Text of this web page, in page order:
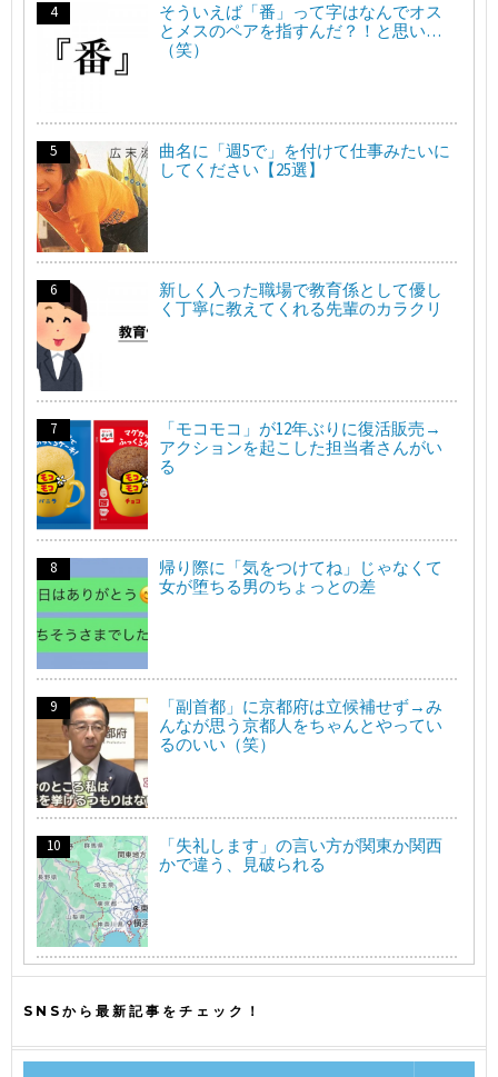
そういえば「番」って字はなんでオス
とメスのペアを指すんだ？！と思い…
（笑）
曲名に「週5で」を付けて仕事みたいに
してください【25選】
新しく入った職場で教育係として優し
く丁寧に教えてくれる先輩のカラクリ
「モコモコ」が12年ぶりに復活販売→
アクションを起こした担当者さんがい
る
帰り際に「気をつけてね」じゃなくて
女が堕ちる男のちょっとの差
「副首都」に京都府は立候補せず→み
んなが思う京都人をちゃんとやってい
るのいい（笑）
「失礼します」の言い方が関東か関西
かで違う、見破られる
SNSから最新記事をチェック！